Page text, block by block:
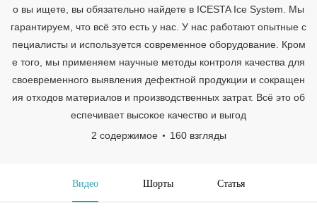
о вы ищете, вы обязательно найдете в ICESTA Ice System. Мы
гарантируем, что всё это есть у нас. У нас работают опытные с
пециалисты и используется современное оборудование. Кром
е того, мы применяем научные методы контроля качества для
своевременного выявления дефектной продукции и сокращен
ия отходов материалов и производственных затрат. Всё это об
еспечивает высокое качество и выгод
2 содержимое
160 взгляды
Видео Шорты Статья